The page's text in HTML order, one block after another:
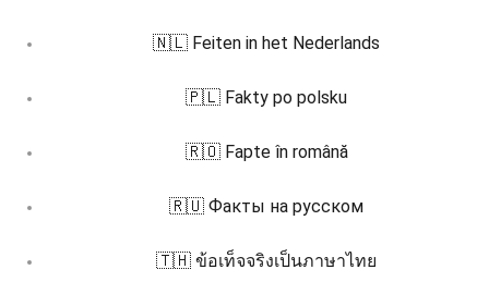
🇳🇱 Feiten in het Nederlands
🇵🇱 Fakty po polsku
🇷🇴 Fapte în română
🇷🇺 Факты на русском
🇹🇭 ข้อเท็จจริงเป็นภาษาไทย